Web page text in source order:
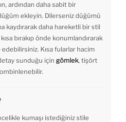
ardından daha sabit bir
ekleyin. Dilerseniz düğümü
kaydırarak daha hareketli bir stil
bırakıp önde konumlandırarak
Kısa fularlar hacim
sunduğu için gömlek, tişört
kumaşı istediğiniz stile